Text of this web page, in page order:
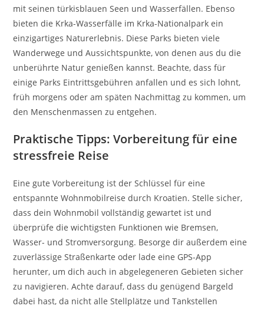
mit seinen türkisblauen Seen und Wasserfällen. Ebenso
bieten die Krka-Wasserfälle im Krka-Nationalpark ein
einzigartiges Naturerlebnis. Diese Parks bieten viele
Wanderwege und Aussichtspunkte, von denen aus du die
unberührte Natur genießen kannst. Beachte, dass für
einige Parks Eintrittsgebühren anfallen und es sich lohnt,
früh morgens oder am späten Nachmittag zu kommen, um
den Menschenmassen zu entgehen.
Praktische Tipps: Vorbereitung für eine
stressfreie Reise
Eine gute Vorbereitung ist der Schlüssel für eine
entspannte Wohnmobilreise durch Kroatien. Stelle sicher,
dass dein Wohnmobil vollständig gewartet ist und
überprüfe die wichtigsten Funktionen wie Bremsen,
Wasser- und Stromversorgung. Besorge dir außerdem eine
zuverlässige Straßenkarte oder lade eine GPS-App
herunter, um dich auch in abgelegeneren Gebieten sicher
zu navigieren. Achte darauf, dass du genügend Bargeld
dabei hast, da nicht alle Stellplätze und Tankstellen